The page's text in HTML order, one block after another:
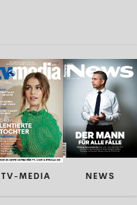
TV-MEDIA NEWS